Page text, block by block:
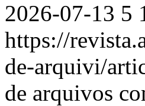
2026-07-13 5
https://
de-arquivi/
de arquivos